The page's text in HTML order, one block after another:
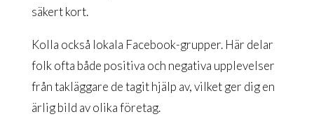
säkert kort.
Kolla också lokala Facebook-grupper. Här delar
folk ofta både positiva och negativa upplevelser
från takläggare de tagit hjälp av, vilket ger dig en
ärlig bild av olika företag.